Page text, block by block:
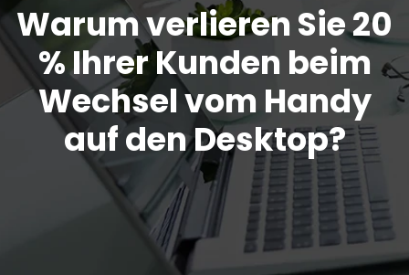
Warum verlieren Sie 20
% Ihrer Kunden beim
Wechsel vom Handy
auf den Desktop?